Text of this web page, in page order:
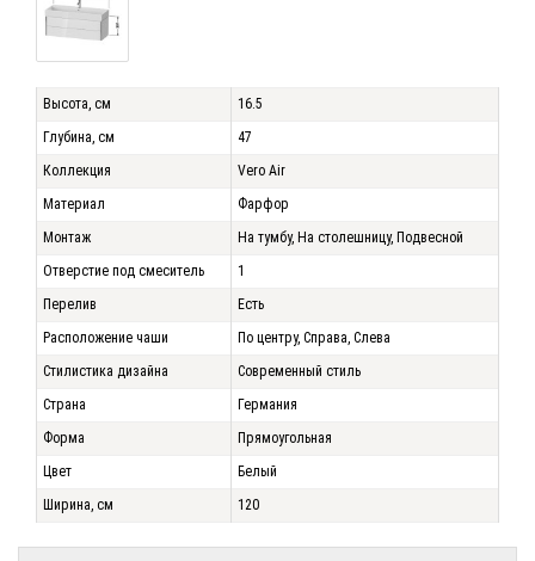
Высота, см
16.5
Глубина, см
47
Коллекция
Vero Air
Материал
Фарфор
Монтаж
На тумбу, На столешницу, Подвесной
Отверстие под смеситель
1
Перелив
Есть
Расположение чаши
По центру, Справа, Слева
Стилистика дизайна
Современный стиль
Страна
Германия
Форма
Прямоугольная
Цвет
Белый
Ширина, см
120